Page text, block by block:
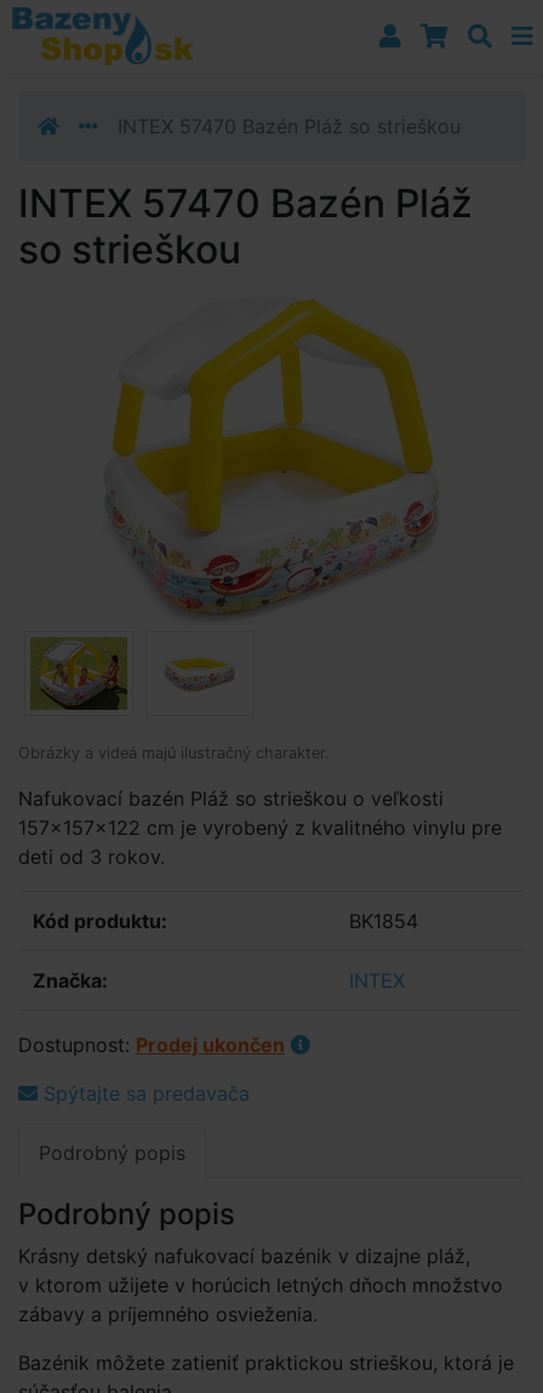
Prejsť k navigácii
Prejsť na obsah
Prejsť k bočnému stĺpci
INTEX 57470 Bazén Pláž so strieškou
INTEX 57470 Bazén Pláž
so strieškou
Obrázky a videá majú ilustračný charakter.
Nafukovací bazén Pláž so strieškou o veľkosti
157×157×122 cm je vyrobený z kvalitného vinylu pre
deti od 3 rokov.
Kód produktu: BK1854
Značka: INTEX
Dostupnost: Prodej ukončen
Spýtajte sa predavača
Podrobný popis
Podrobný popis
Krásny detský nafukovací bazénik v dizajne pláž,
v ktorom užijete v horúcich letných dňoch množstvo
zábavy a príjemného osvieženia.
Bazénik môžete zatieniť praktickou strieškou, ktorá je